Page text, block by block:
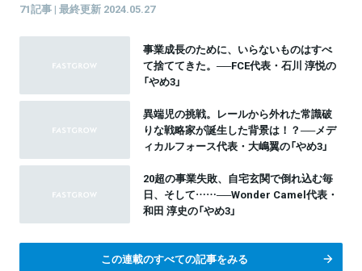
71記事 | 最終更新 2024.05.27
事業成長のために、いらないものはすべ
て捨ててきた。──FCE代表・石川 淳悦の
「やめ3」
異端児の挑戦。レールから外れた常識破
りな戦略家が誕生した背景は！？──メデ
ィカルフォース代表・大嶋翼の「やめ3」
20超の事業失敗、自宅玄関で倒れ込む毎
日、そして……──Wonder Camel代表・
和田 淳史の「やめ3」
この連載のすべての記事をみる